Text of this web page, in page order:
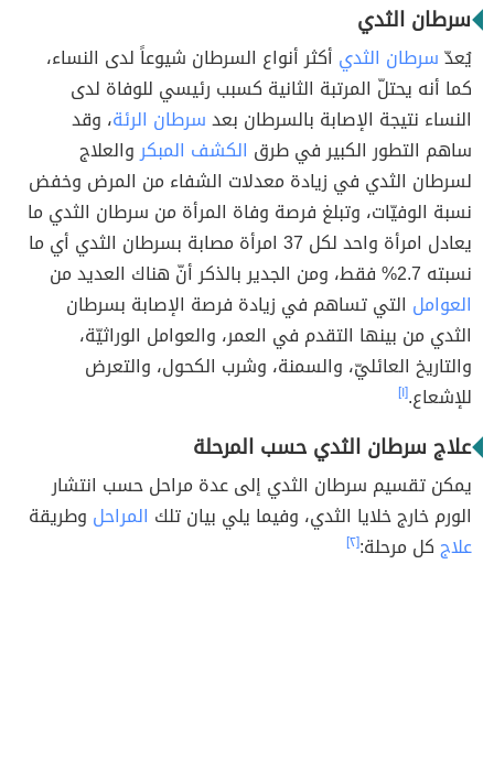
سرطان الثدي
يُعدّسرطان الثدي أكثر أنواع السرطان شيوعاً لدى النساء،
كما أنه يحتلّ المرتبة الثانية كسبب رئيسي للوفاة لدى
النساء نتيجة الإصابة بالسرطان بعدسرطان الرئة، وقد
ساهم التطور الكبير في طرق الكشف المبكروالعلاج
لسرطان الثدي في زيادة معدلات الشفاء من المرض وخفض
نسبة الوفيّات، وتبلغ فرصة وفاة المرأة من سرطان الثدي ما
يعادل امرأة واحد لكل 37 امرأة مصابة بسرطان الثدي أي ما
نسبته 2.7% فقط، ومن الجدير بالذكر أنّ هناك العديد من
العوامل التي تساهم في زيادة فرصة الإصابة بسرطان
الثدي من بينها التقدم في العمر، والعوامل الوراثيّة،
والتاريخ العائليّ، والسمنة، وشرب الكحول، والتعرض
للإشعاع.[١]
علاج سرطان الثدي حسب المرحلة
يمكن تقسيم سرطان الثدي إلى عدة مراحل حسب انتشار
الورم خارج خلايا الثدي، وفيما يلي بيان تلك المراحل وطريقة
علاجكل مرحلة:[٢]